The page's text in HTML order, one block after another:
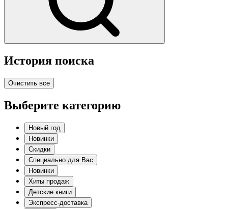
История поиска
Очистить все
Выберите категорию
Новый год
Новинки
Скидки
Специально для Вас
Новинки
Хиты продаж
Детские книги
Экспресс-доставка